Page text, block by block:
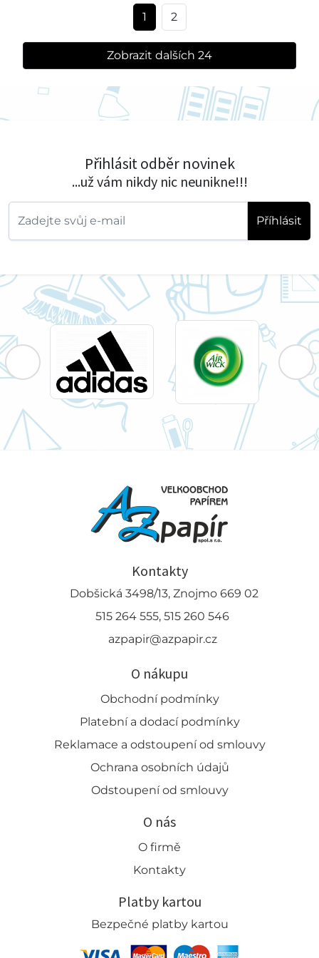
1 2
Zobrazit dalších 24
Přihlásit odběr novinek
...už vám nikdy nic neunikne!!!
Příhlásit
Kontakty
Dobšická 3498/13, Znojmo 669 02
515 264 555, 515 260 546
azpapir@azpapir.cz
O nákupu
Obchodní podmínky
Platební a dodací podmínky
Reklamace a odstoupení od smlouvy
Ochrana osobních údajů
Odstoupení od smlouvy
O nás
O firmě
Kontakty
Platby kartou
Bezpečné platby kartou